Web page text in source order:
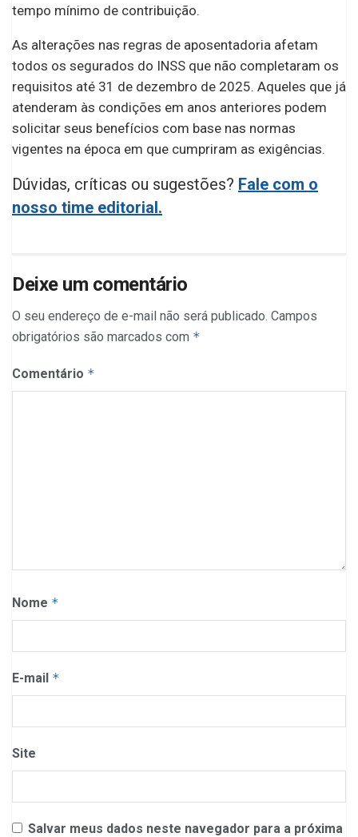
tempo mínimo de contribuição.
As alterações nas regras de aposentadoria afetam
todos os segurados do INSS que não completaram os
requisitos até 31 de dezembro de 2025. Aqueles que já
atenderam às condições em anos anteriores podem
solicitar seus benefícios com base nas normas
vigentes na época em que cumpriram as exigências.
Dúvidas, críticas ou sugestões? Fale com o
nosso time editorial.
Deixe um comentário
O seu endereço de e-mail não será publicado. Campos
obrigatórios são marcados com *
Comentário *
Nome *
E-mail *
Site
Salvar meus dados neste navegador para a próxima